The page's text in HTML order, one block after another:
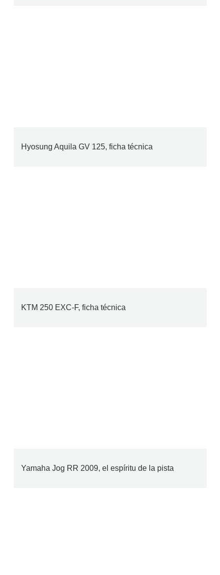
Hyosung Aquila GV 125, ficha técnica
KTM 250 EXC-F, ficha técnica
Yamaha Jog RR 2009, el espíritu de la pista